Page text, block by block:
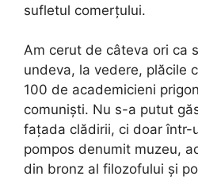
sufletul comerțului.
Am cerut de câteva ori ca
undeva, la vedere, plăcile
100 de academicieni
comuniști. Nu s-a putut
fațada clădirii, ci doar într-
pompos denumit muzeu,
din bronz al filozofului și